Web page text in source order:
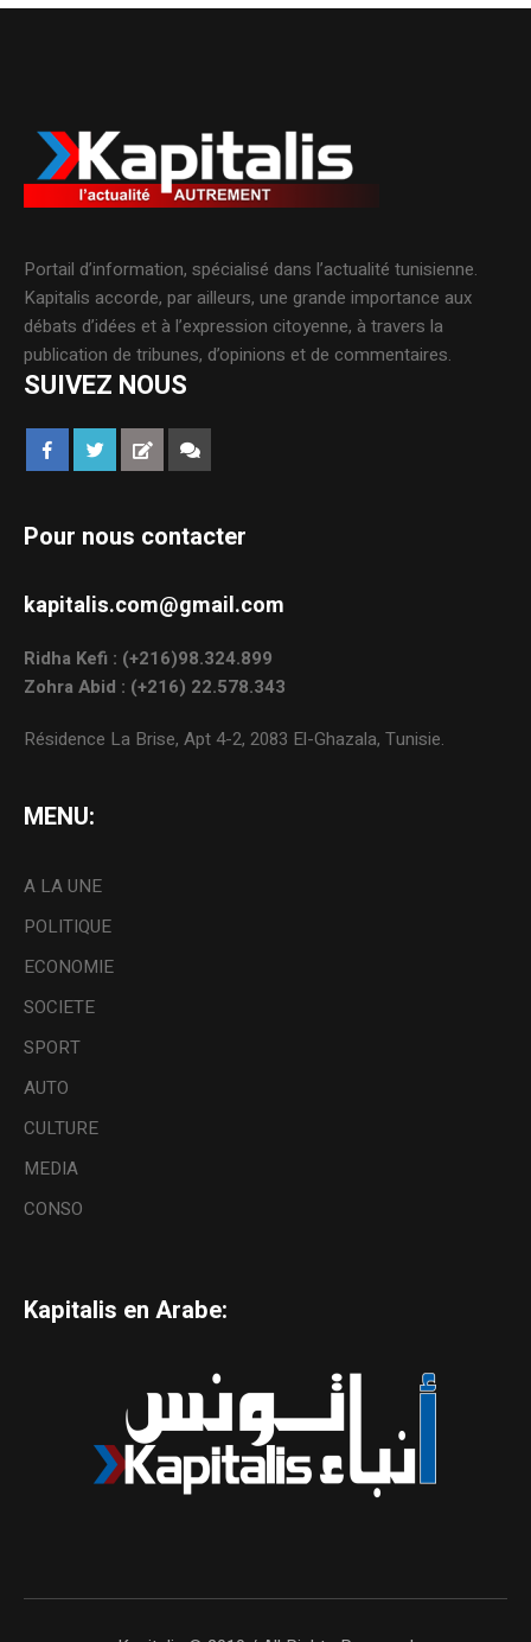
Portail d’information, spécialisé dans l’actualité tunisienne.
Kapitalis accorde, par ailleurs, une grande importance aux
débats d’idées et à l’expression citoyenne, à travers la
publication de tribunes, d’opinions et de commentaires.
SUIVEZ NOUS
Pour nous contacter
kapitalis.com@gmail.com
Ridha Kefi : (+216)98.324.899
Zohra Abid : (+216) 22.578.343
Résidence La Brise, Apt 4-2, 2083 El-Ghazala, Tunisie.
MENU:
A LA UNE
POLITIQUE
ECONOMIE
SOCIETE
SPORT
AUTO
CULTURE
MEDIA
CONSO
Kapitalis en Arabe: